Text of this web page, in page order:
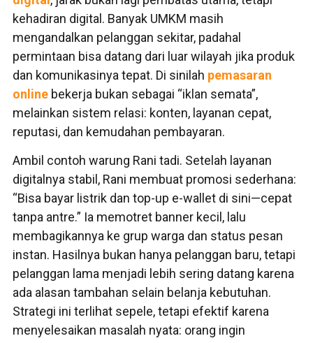
kehadiran digital. Banyak UMKM masih
mengandalkan pelanggan sekitar, padahal
permintaan bisa datang dari luar wilayah jika produk
dan komunikasinya tepat. Di sinilah pemasaran
online bekerja bukan sebagai “iklan semata”,
melainkan sistem relasi: konten, layanan cepat,
reputasi, dan kemudahan pembayaran.
Ambil contoh warung Rani tadi. Setelah layanan
digitalnya stabil, Rani membuat promosi sederhana:
“Bisa bayar listrik dan top-up e-wallet di sini—cepat
tanpa antre.” Ia memotret banner kecil, lalu
membagikannya ke grup warga dan status pesan
instan. Hasilnya bukan hanya pelanggan baru, tetapi
pelanggan lama menjadi lebih sering datang karena
ada alasan tambahan selain belanja kebutuhan.
Strategi ini terlihat sepele, tetapi efektif karena
menyelesaikan masalah nyata: orang ingin